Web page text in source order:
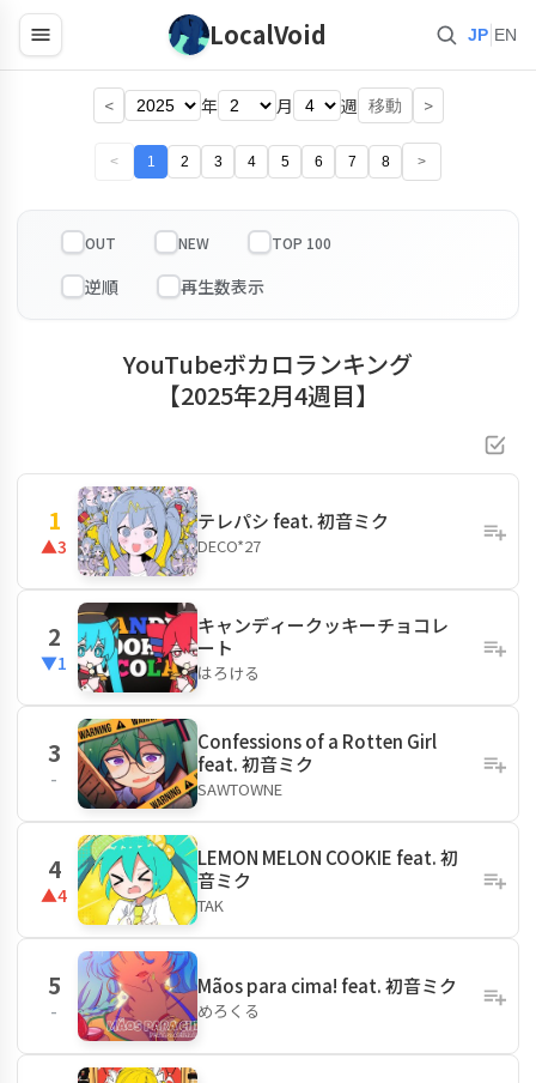
LocalVoid JP EN
< 年 月 週 移動 >
< 1 2 3 4 5 6 7 8 >
OUT NEW TOP 100
YouTubeボカロランキング
【2025年2月4週目】
1
▲3
テレパシ feat. 初音ミク
DECO*27
2
▼1
キャンディークッキーチョコレ
ート
はろける
3
-
Confessions of a Rotten Girl
feat. 初音ミク
SAWTOWNE
4
▲4
LEMON MELON COOKIE feat. 初
音ミク
TAK
5
-
Mãos para cima! feat. 初音ミク
めろくる